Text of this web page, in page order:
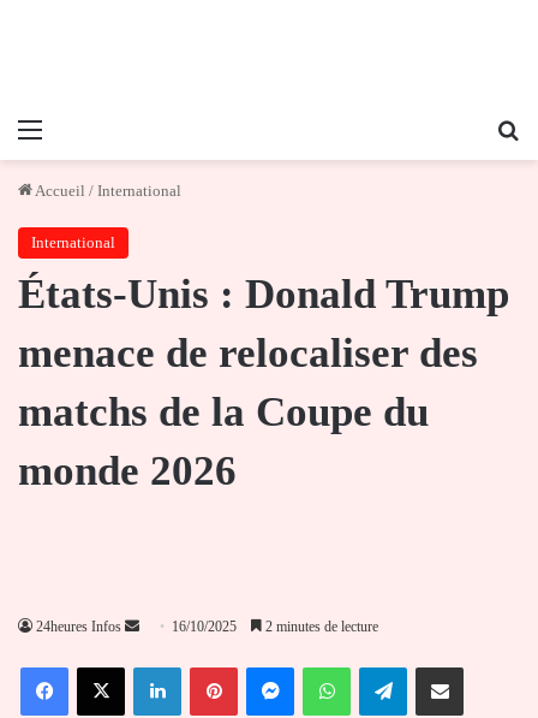
Menu
Accueil / International
International
États-Unis : Donald Trump
menace de relocaliser des
matchs de la Coupe du
monde 2026
24heures Infos
Envoyer
courriel
16/10/2025 2 minutes de lecture
FacebookX LinkedinPinterestMessengerWhatsAppTelegramPartager par email